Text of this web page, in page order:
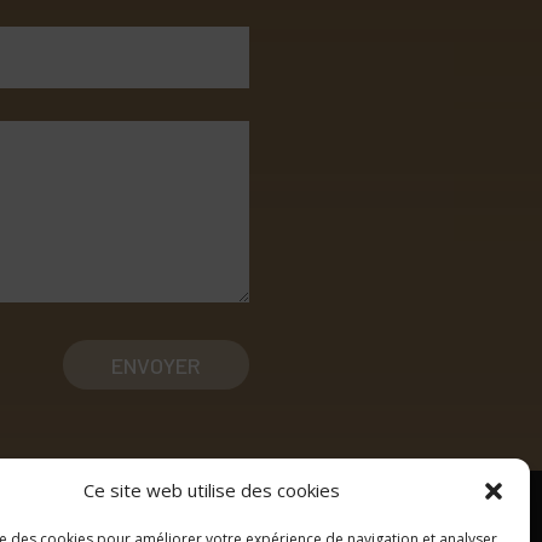
Ce site web utilise des cookies
ENVOYER